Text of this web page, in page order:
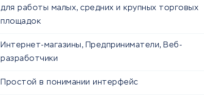
для работы малых, средних и крупных торговых
площадок
Интернет-магазины, Предприниматели, Веб-
разработчики
Простой в понимании интерфейс